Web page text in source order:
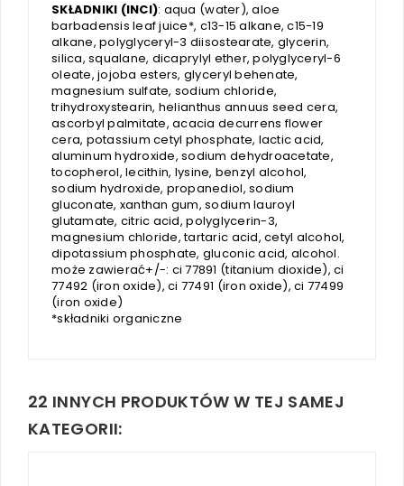
SKŁADNIKI (INCI): aqua (water), aloe
barbadensis leaf juice*, c13-15 alkane, c15-19
alkane, polyglyceryl-3 diisostearate, glycerin,
silica, squalane, dicaprylyl ether, polyglyceryl-6
oleate, jojoba esters, glyceryl behenate,
magnesium sulfate, sodium chloride,
trihydroxystearin, helianthus annuus seed cera,
ascorbyl palmitate, acacia decurrens flower
cera, potassium cetyl phosphate, lactic acid,
aluminum hydroxide, sodium dehydroacetate,
tocopherol, lecithin, lysine, benzyl alcohol,
sodium hydroxide, propanediol, sodium
gluconate, xanthan gum, sodium lauroyl
glutamate, citric acid, polyglycerin-3,
magnesium chloride, tartaric acid, cetyl alcohol,
dipotassium phosphate, gluconic acid, alcohol.
może zawierać+/-: ci 77891 (titanium dioxide), ci
77492 (iron oxide), ci 77491 (iron oxide), ci 77499
(iron oxide)
*składniki organiczne
22 INNYCH PRODUKTÓW W TEJ SAMEJ
KATEGORII: